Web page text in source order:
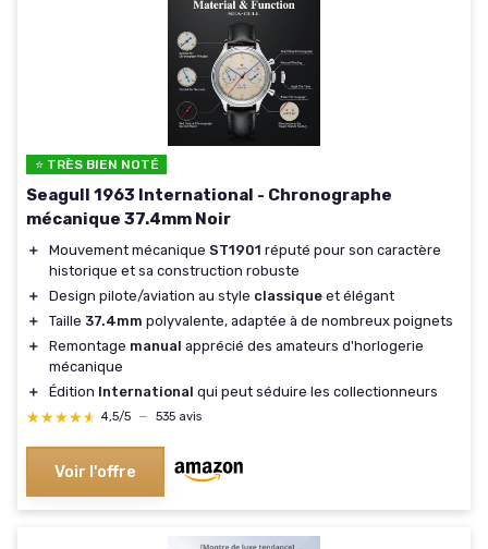
⭐ TRÈS BIEN NOTÉ
Seagull 1963 International - Chronographe
mécanique 37.4mm Noir
＋ Mouvement mécanique ST1901 réputé pour son caractère
historique et sa construction robuste
＋
Design pilote/aviation au style classique et élégant
＋
Taille 37.4mm polyvalente, adaptée à de nombreux poignets
＋
Remontage manual apprécié des amateurs d'horlogerie
mécanique
＋
Édition International qui peut séduire les collectionneurs
★★★★★
★★★★★ 4,5/5 — 535 avis
Voir l'offre